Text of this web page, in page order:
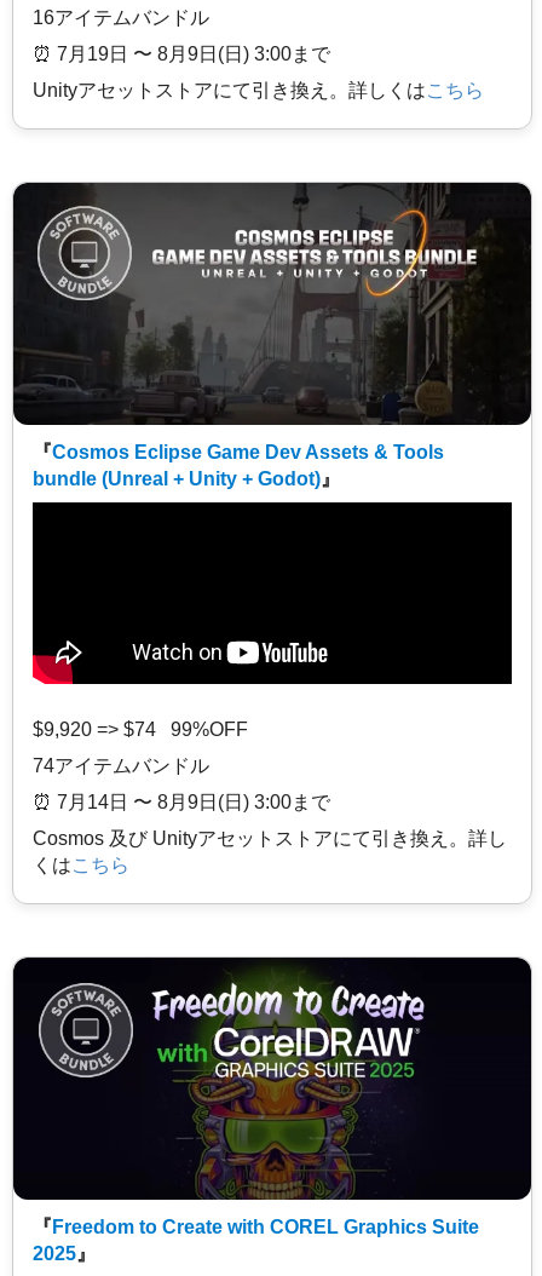
16アイテムバンドル
⏰️ 7月19日 〜 8月9日(日) 3:00まで
Unityアセットストアにて引き換え。詳しくはこちら
『Cosmos Eclipse Game Dev Assets & Tools
bundle (Unreal + Unity + Godot) 』
$9,920 => $74 99%OFF
74アイテムバンドル
⏰️ 7月14日 〜 8月9日(日) 3:00まで
Cosmos 及び Unityアセットストアにて引き換え。詳し
くはこちら
『 Freedom to Create with COREL Graphics Suite
2025 』